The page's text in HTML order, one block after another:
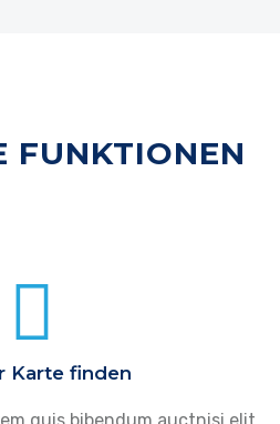
FUNKTIONEN
Karte finden